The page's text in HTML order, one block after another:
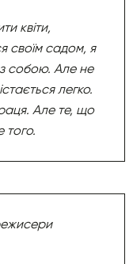
квіти,
своїм садом, я
з собою. Але не
легко.
Але те, що
того.